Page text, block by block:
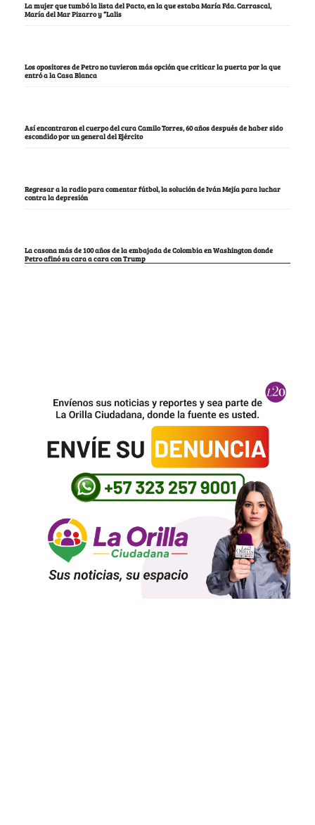
La mujer que tumbó la lista del Pacto, en la que estaba María Fda. Carrascal,
María del Mar Pizarro y “Lalis
Los opositores de Petro no tuvieron más opción que criticar la puerta por la que
entró a la Casa Blanca
Así encontraron el cuerpo del cura Camilo Torres, 60 años después de haber sido
escondido por un general del Ejército
Regresar a la radio para comentar fútbol, la solución de Iván Mejía para luchar
contra la depresión
La casona más de 100 años de la embajada de Colombia en Washington donde
Petro afinó su cara a cara con Trump